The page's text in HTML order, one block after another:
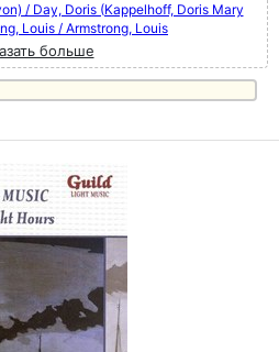
/ Day, Doris (Kappelhoff, Doris Mary
Louis / Armstrong, Louis
больше